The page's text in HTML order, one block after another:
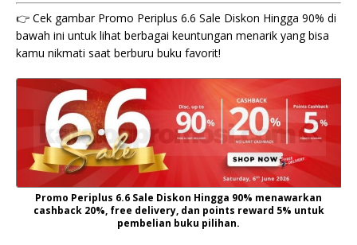
👉 Cek gambar Promo Periplus 6.6 Sale Diskon Hingga 90% di
bawah ini untuk lihat berbagai keuntungan menarik yang bisa
kamu nikmati saat berburu buku favorit!
Promo Periplus 6.6 Sale Diskon Hingga 90% menawarkan
cashback 20%, free delivery, dan points reward 5% untuk
pembelian buku pilihan.